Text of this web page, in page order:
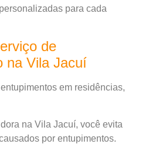
para cada
de
na Vila Jacuí
em residências,
na Vila Jacuí, você evita
por entupimentos.